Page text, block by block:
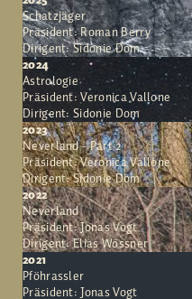
Schatzjäger
Präsident: Roman Berry
Dirigent: Sidonie Dom
2024
Astrologie
Präsident: Veronica Vallone
Dirigent: Sidonie Dom
2023
Neverland - Part 2
Präsident: Veronica Vallone
Dirigent: Sidonie Dom
2022
Neverland
Präsident: Jonas Vogt
Dirigent: Elias Wössner
2021
Pföhrassler
Präsident: Jonas Vogt